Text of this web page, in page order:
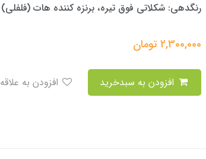
رنگدهی: شكلاتى فوق تيره، برنزه كننده هات (فلفلى)
2,300,000تومان